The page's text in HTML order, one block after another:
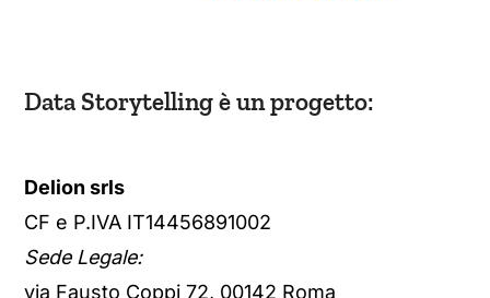
Delion srls
CF e P.IVA IT14456891002
Sede Legale: